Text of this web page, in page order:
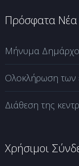
Πρόσφατα Νέα
Μήνυμα
Ολοκλήρωση των
Διάθεση της
Χρήσιμοι